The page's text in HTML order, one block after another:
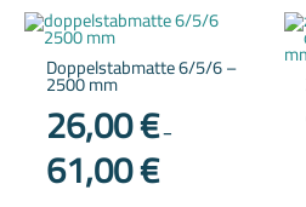
Doppelstabmatte 6/5/6 –
2500 mm
26,00€–
61,00€
Dieses
Produkt
mehrere
Varianten